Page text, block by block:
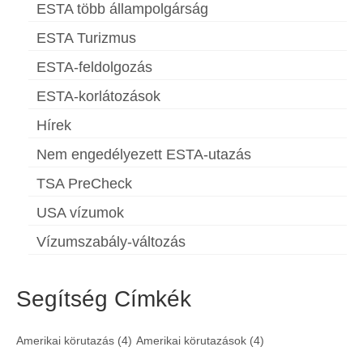
ESTA több állampolgárság
ESTA Turizmus
ESTA-feldolgozás
ESTA-korlátozások
Hírek
Nem engedélyezett ESTA-utazás
TSA PreCheck
USA vízumok
Vízumszabály-változás
Segítség Címkék
Amerikai körutazás (4) Amerikai körutazások (4)